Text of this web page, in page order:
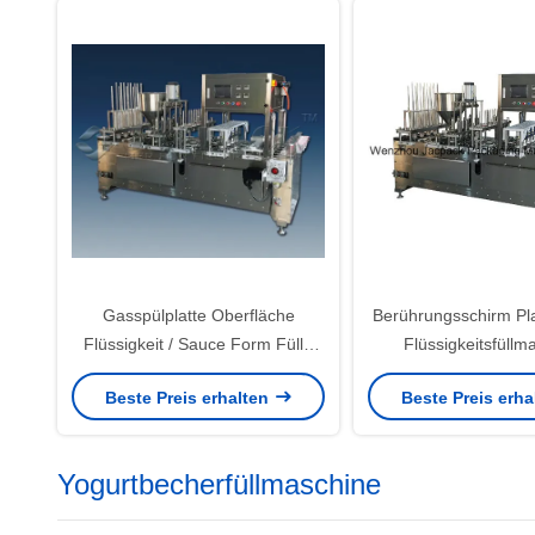
Gasspülplatte Oberfläche
Flüssigkeit / Sauce Form Fülle
Siegelmaschine Für Lebensmittel
/ Getränkeindustrie
Beste Preis erhalten
Berührungsschirm
Versiegelung Gas
Beste Preis
Yogurtbecherfüllmaschine